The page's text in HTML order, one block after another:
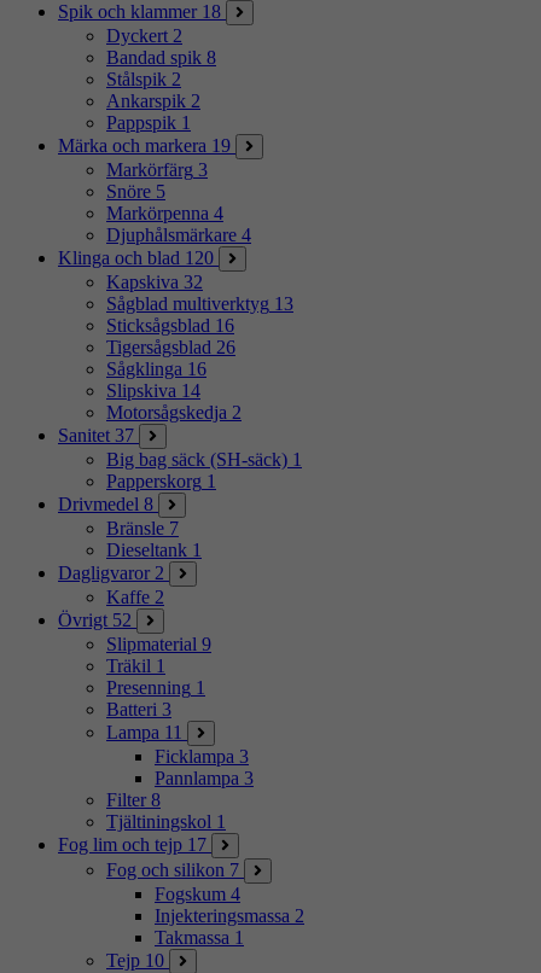
Spik och klammer 18
Dyckert 2
Bandad spik 8
Stålspik 2
Ankarspik 2
Pappspik 1
Märka och markera 19
Markörfärg 3
Snöre 5
Markörpenna 4
Djuphålsmärkare 4
Klinga och blad 120
Kapskiva 32
Sågblad multiverktyg 13
Sticksågsblad 16
Tigersågsblad 26
Sågklinga 16
Slipskiva 14
Motorsågskedja 2
Sanitet 37
Big bag säck (SH-säck) 1
Papperskorg 1
Drivmedel 8
Bränsle 7
Dieseltank 1
Dagligvaror 2
Kaffe 2
Övrigt 52
Slipmaterial 9
Träkil 1
Presenning 1
Batteri 3
Lampa 11
Ficklampa 3
Pannlampa 3
Filter 8
Tjältiningskol 1
Fog lim och tejp 17
Fog och silikon 7
Fogskum 4
Injekteringsmassa 2
Takmassa 1
Tejp 10